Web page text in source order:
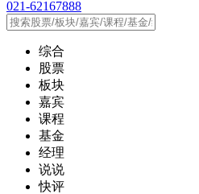
021-62167888
综合
股票
板块
嘉宾
课程
基金
经理
说说
快评